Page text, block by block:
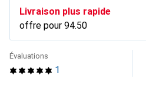
Livraison plus rapide
offre pour CHF
94.50
1
Évaluations